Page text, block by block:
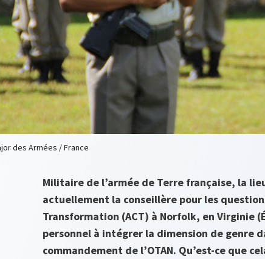
des Armées / France
Militaire de l’armée de Terre française, la
actuellement la conseillère pour les
Transformation (ACT) à Norfolk, en Virginie
personnel à intégrer la dimension de genre
commandement de l’OTAN. Qu’est-ce que